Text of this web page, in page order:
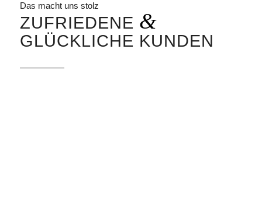
Das macht uns stolz
ZUFRIEDENE &
GLÜCKLICHE KUNDEN